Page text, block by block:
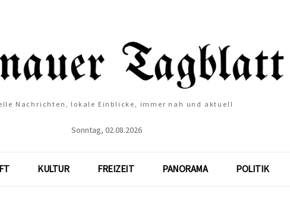
Nachrichten, lokale Einblicke, immer nah und aktuell
Sonntag, 02.08.2026
KULTUR FREIZEIT PANORAMA POLITIK